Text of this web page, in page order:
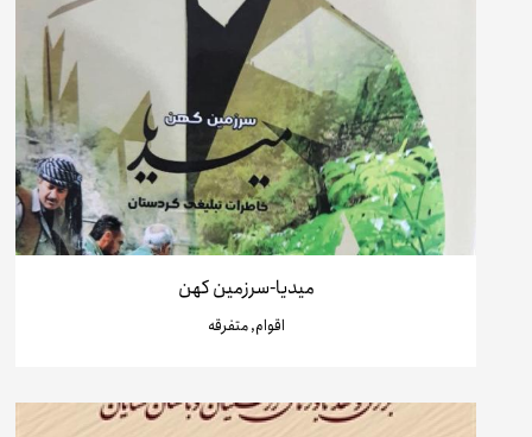
میدیا-سرزمین کهن
اقوام, متفرقه